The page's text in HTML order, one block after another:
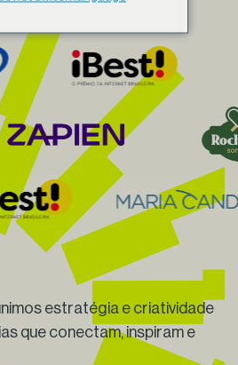
estratégia e criatividade
que conectam, inspiram e